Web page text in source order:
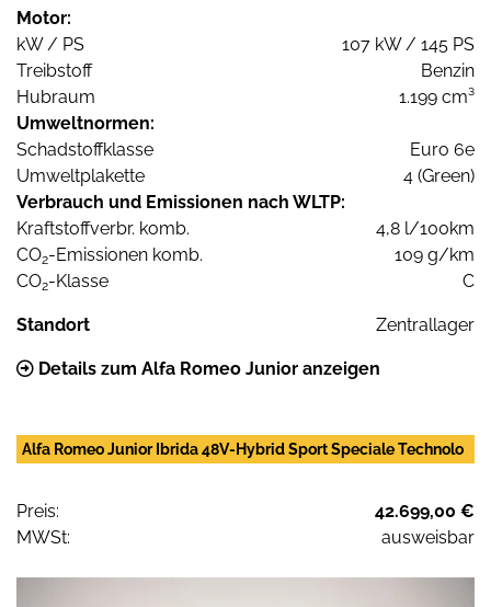
Motor:
kW / PS
107 kW / 145 PS
Treibstoff
Benzin
Hubraum
1.199 cm³
Umweltnormen:
Schadstoffklasse
Euro 6e
Umweltplakette
4 (Green)
Verbrauch und Emissionen nach WLTP:
Kraftstoffverbr. komb.
4,8 l/100km
CO2-Emissionen komb.
109 g/km
CO2-Klasse C
Standort Zentrallager
Details zum Alfa Romeo Junior anzeigen
Alfa Romeo Junior Ibrida 48V-Hybrid Sport Speciale Technolo
Preis:
42.699,00 €
MWSt:
ausweisbar